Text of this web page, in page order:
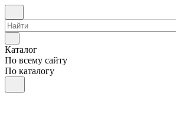
Каталог
По всему сайту
По каталогу